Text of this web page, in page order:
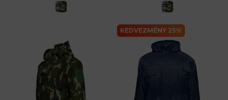
KEDVEZMÉNY 25%